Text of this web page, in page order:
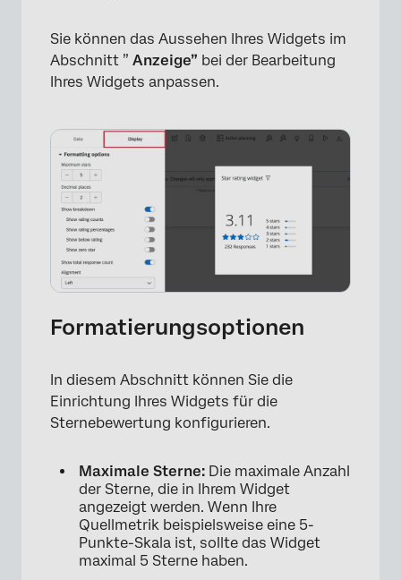
Sie können das Aussehen Ihres Widgets im
Abschnitt ” Anzeige” bei der Bearbeitung
Ihres Widgets anpassen.
Formatierungsoptionen
In diesem Abschnitt können Sie die
Einrichtung Ihres Widgets für die
Sternebewertung konfigurieren.
Maximale Sterne: Die maximale Anzahl
der Sterne, die in Ihrem Widget
angezeigt werden. Wenn Ihre
Quellmetrik beispielsweise eine 5-
Punkte-Skala ist, sollte das Widget
maximal 5 Sterne haben.